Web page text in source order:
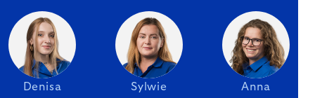
Denisa Sylwie Anna